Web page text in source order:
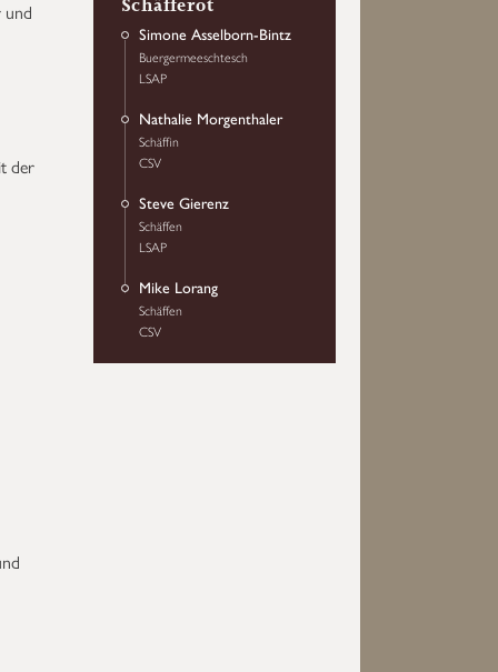
und
der
Schäfferot
Simone Asselborn-Bintz
Buergermeeschtesch
LSAP
Nathalie Morgenthaler
Schäffin
CSV
Steve Gierenz
Schäffen
LSAP
Mike Lorang
Schäffen
CSV